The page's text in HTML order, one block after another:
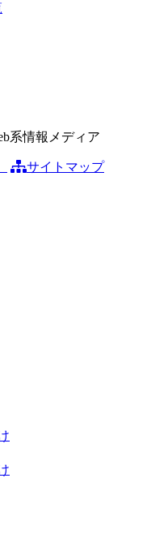
系情報メディア
サイトマップ